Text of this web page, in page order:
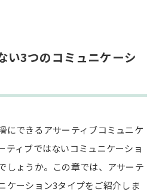
い3つのコミュニケーシ
にできるアサーティブコミュニケ
ティブではないコミュニケーショ
しょうか。この章では、アサーテ
ケーション3タイプをご紹介しま